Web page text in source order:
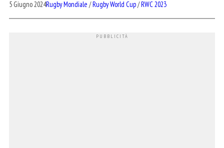
5 Giugno 2024Rugby Mondiale /Rugby World Cup/RWC 2023